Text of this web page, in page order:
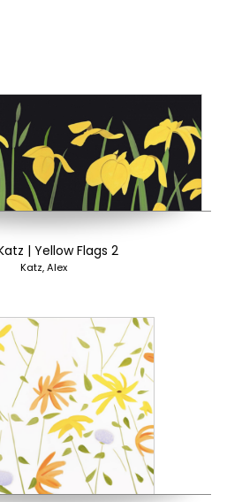
| Yellow Flags 2
Katz, Alex